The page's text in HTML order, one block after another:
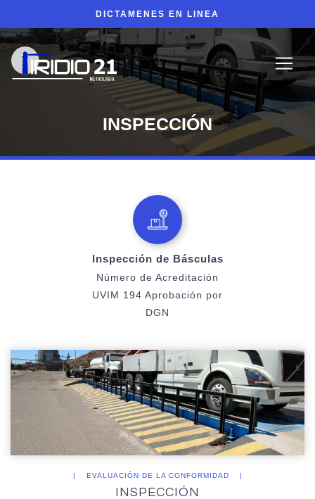
DICTAMENES EN LINEA
INSPECCIÓN
Inspección de Básculas
Número de Acreditación
UVIM 194 Aprobación por
DGN
EVALUACIÓN DE LA CONFORMIDAD
INSPECCIÓN